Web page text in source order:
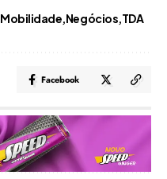
Mobilidade Negócios TDA
Facebook